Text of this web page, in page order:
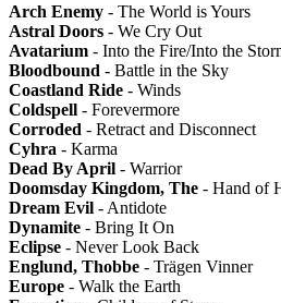
Arch Enemy - The World is Yours
Astral Doors - We Cry Out
Avatarium - Into the Fire/Into the
Bloodbound - Battle in the Sky
Coastland Ride - Winds
Coldspell - Forevermore
Corroded - Retract and Disconnect
Cyhra - Karma
Dead By April - Warrior
Doomsday Kingdom, The - Hand of
Dream Evil - Antidote
Dynamite - Bring It On
Eclipse - Never Look Back
Englund, Thobbe - Trägen Vinner
Europe - Walk the Earth